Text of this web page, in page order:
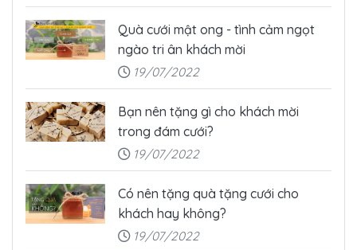
Quà cưới mật ong - tình cảm ngọt
ngào tri ân khách mời
19/07/2022
Bạn nên tặng gì cho khách mời
trong đám cưới?
19/07/2022
Có nên tặng quà tặng cưới cho
khách hay không?
19/07/2022